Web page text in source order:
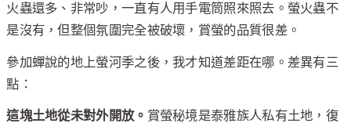
火蟲還多、非常吵，一直有人用手電筒照來照去。螢火蟲不
是沒有，但整個氛圍完全被破壞，賞螢的品質很差。
參加蟬說的地上螢河季之後，我才知道差距在哪。差異有三
點：
這塊土地從未對外開放。 賞螢秘境是泰雅族人私有土地，復